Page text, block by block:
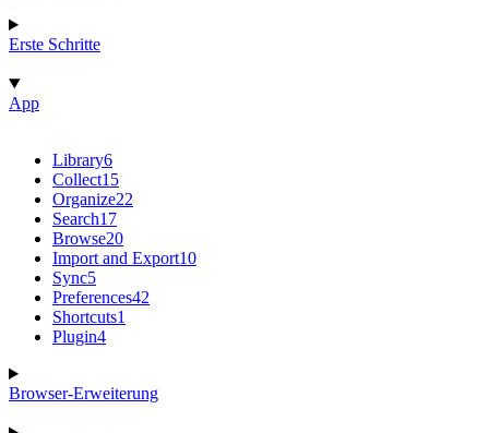
Erste Schritte
App
Library6
Collect15
Organize22
Search17
Browse20
Import and Export10
Sync5
Preferences42
Shortcuts1
Plugin4
Browser-Erweiterung